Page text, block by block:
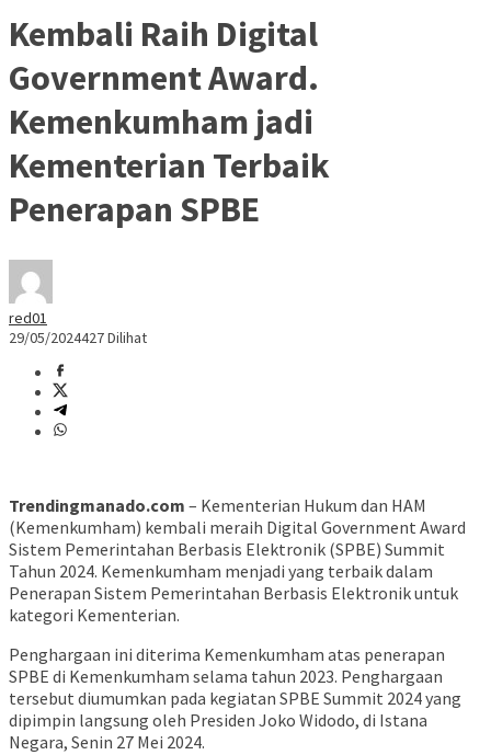
Kembali Raih Digital
Government Award.
Kemenkumham jadi
Kementerian Terbaik
Penerapan SPBE
red01
29/05/2024427 Dilihat
Trendingmanado.com – Kementerian Hukum dan HAM
(Kemenkumham) kembali meraih Digital Government Award
Sistem Pemerintahan Berbasis Elektronik (SPBE) Summit
Tahun 2024. Kemenkumham menjadi yang terbaik dalam
Penerapan Sistem Pemerintahan Berbasis Elektronik untuk
kategori Kementerian.
Penghargaan ini diterima Kemenkumham atas penerapan
SPBE di Kemenkumham selama tahun 2023. Penghargaan
tersebut diumumkan pada kegiatan SPBE Summit 2024 yang
dipimpin langsung oleh Presiden Joko Widodo, di Istana
Negara, Senin 27 Mei 2024.